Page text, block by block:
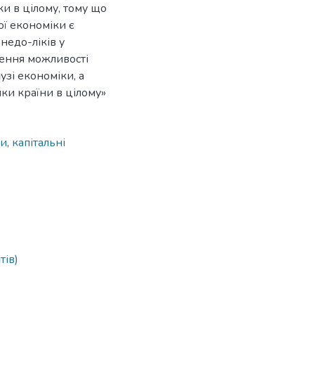
в цілому, тому що
економіки є
ліків у
можливості
економіки, а
країни в цілому»
, капітальні